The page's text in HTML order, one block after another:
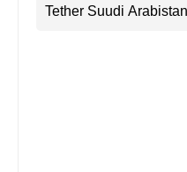
Kez Sadece
Tether Suudi